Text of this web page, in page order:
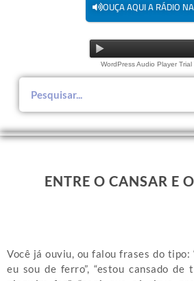
OUÇA AQUI A RÁDIO
WordPress Audio Player Trial
ENTRE O CANSAR E
Você já ouviu, ou falou frases do tipo:
eu sou de ferro”, “estou cansado de